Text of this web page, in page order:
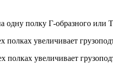
одну полку Г-образного или
полках увеличивает
полках увеличивает